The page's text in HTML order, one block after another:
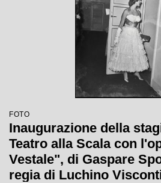
FOTO
Inaugurazione della
Teatro alla Scala con
Vestale", di Gaspare
regia di Luchino